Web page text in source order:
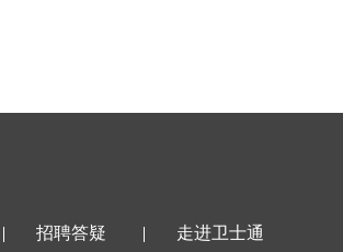
招聘答疑 走进卫士通